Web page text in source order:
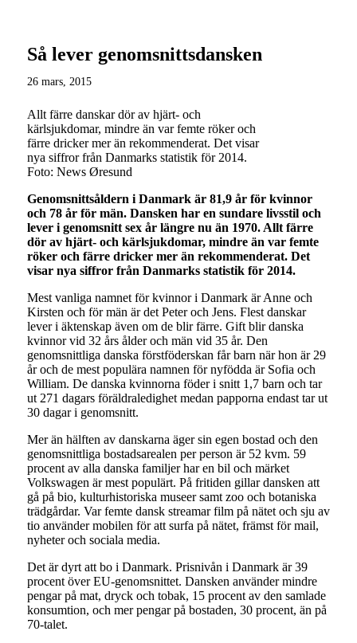
Så lever genomsnittsdansken
26 mars, 2015
Allt färre danskar dör av hjärt- och
kärlsjukdomar, mindre än var femte röker och
färre dricker mer än rekommenderat. Det visar
nya siffror från Danmarks statistik för 2014.
Foto: News Øresund
Genomsnittsåldern i Danmark är 81,9 år för kvinnor
och 78 år för män. Dansken har en sundare livsstil och
lever i genomsnitt sex år längre nu än 1970. Allt färre
dör av hjärt- och kärlsjukdomar, mindre än var femte
röker och färre dricker mer än rekommenderat. Det
visar nya siffror från Danmarks statistik för 2014.
Mest vanliga namnet för kvinnor i Danmark är Anne och
Kirsten och för män är det Peter och Jens. Flest danskar
lever i äktenskap även om de blir färre. Gift blir danska
kvinnor vid 32 års ålder och män vid 35 år. Den
genomsnittliga danska förstföderskan får barn när hon är 29
år och de mest populära namnen för nyfödda är Sofia och
William. De danska kvinnorna föder i snitt 1,7 barn och tar
ut 271 dagars föräldraledighet medan papporna endast tar ut
30 dagar i genomsnitt.
Mer än hälften av danskarna äger sin egen bostad och den
genomsnittliga bostadsarealen per person är 52 kvm. 59
procent av alla danska familjer har en bil och märket
Volkswagen är mest populärt. På fritiden gillar dansken att
gå på bio, kulturhistoriska museer samt zoo och botaniska
trädgårdar. Var femte dansk streamar film på nätet och sju av
tio använder mobilen för att surfa på nätet, främst för mail,
nyheter och sociala media.
Det är dyrt att bo i Danmark. Prisnivån i Danmark är 39
procent över EU-genomsnittet. Dansken använder mindre
pengar på mat, dryck och tobak, 15 procent av den samlade
konsumtion, och mer pengar på bostaden, 30 procent, än på
70-talet.